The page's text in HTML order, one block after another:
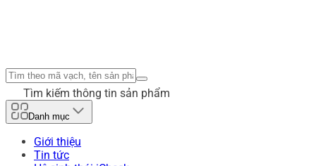
Tìm kiếm thông tin sản phẩm
Danh mục
Giới thiệu
Tin tức